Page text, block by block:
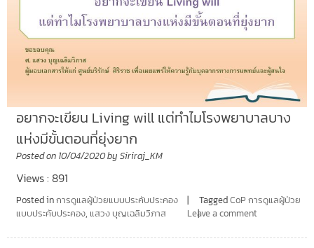
อยากจะเขียน Living will แต่ทำไมโรงพยาบาลบาง
แห่งมีขั้นตอนที่ยุ่งยาก
Posted on 10/04/2020by Siriraj_KM
Views : 891
Posted inการดูแลผู้ป่วยแบบประคับประคอง TaggedCoP การดูแลผู้ป่วย
แบบประคับประคอง, แสวง บุญเฉลิมวิภาส Leave a comment